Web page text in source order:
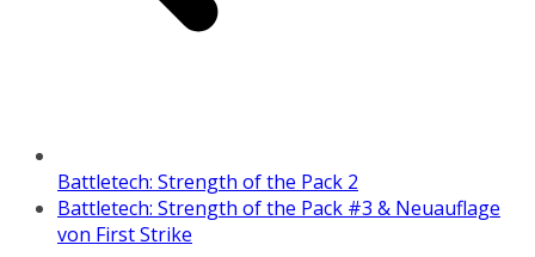
Battletech: Strength of the Pack 2
Battletech: Strength of the Pack #3 & Neuauflage
von First Strike